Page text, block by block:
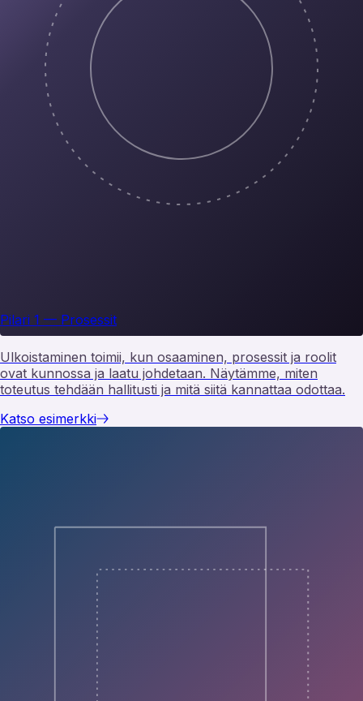
Pilari 1 — Prosessit
Asiakaspalvelun ulkoistaminen
Ulkoistaminen toimii, kun osaaminen, prosessit ja roolit
ovat kunnossa ja laatu johdetaan. Näytämme, miten
toteutus tehdään hallitusti ja mitä siitä kannattaa odottaa.
Katso esimerkki